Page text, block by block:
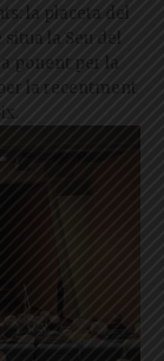
la placeta del
la Seu del
ponent per la
la recentment